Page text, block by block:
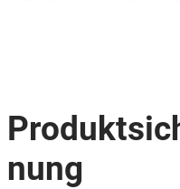
nung